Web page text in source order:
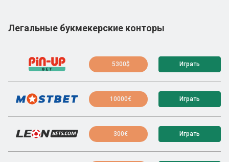
Легальные букмекерские конторы
5300$ Играть
10000€ Играть
300€ Играть